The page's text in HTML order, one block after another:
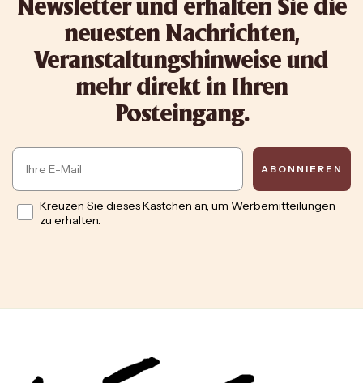
Newsletter und erhalten Sie die
neuesten Nachrichten,
Veranstaltungshinweise und
mehr direkt in Ihren
Posteingang.
Email
ABONNIEREN
Opt inKreuzen Sie dieses Kästchen an, um Werbemitteilungen
zu erhalten.